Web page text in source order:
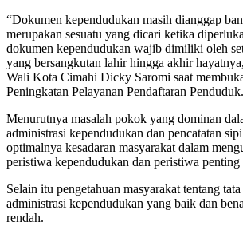
“Dokumen kependudukan masih dianggap
merupakan sesuatu yang dicari ketika
dokumen kependudukan wajib dimiliki oleh
yang bersangkutan lahir hingga akhir
Wali Kota Cimahi Dicky Saromi saat
Peningkatan Pelayanan Pendaftaran Penduduk.
Menurutnya masalah pokok yang dominan
administrasi kependudukan dan pencatatan
optimalnya kesadaran masyarakat dalam
peristiwa kependudukan dan peristiwa penting
Selain itu pengetahuan masyarakat tentang
administrasi kependudukan yang baik dan
rendah.